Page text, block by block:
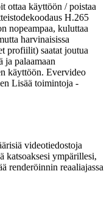
käyttöön / poistaa
H.265
nopeampaa, kuluttaa
harvinaisissa
profiilit) saatat joutua
ja palaamaan
käyttöön. Evervideo
Lisää toimintoja -
videotiedostoja
katsoaksesi ympärillesi,
renderöinnin